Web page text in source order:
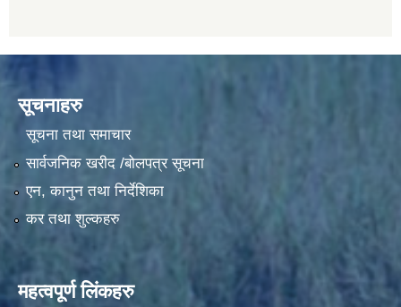
सूचनाहरु
सूचना तथा समाचार
सार्वजनिक खरीद /बोलपत्र सूचना
एन, कानुन तथा निर्देशिका
कर तथा शुल्कहरु
महत्वपूर्ण लिंकहरु